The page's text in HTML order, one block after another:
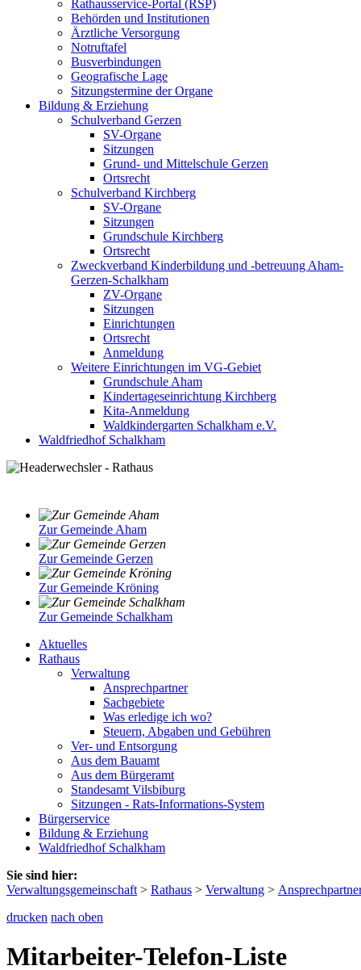
Rathausservice-Portal (RSP)
Behörden und Institutionen
Ärztliche Versorgung
Notruftafel
Busverbindungen
Geografische Lage
Sitzungstermine der Organe
Bildung & Erziehung
Schulverband Gerzen
SV-Organe
Sitzungen
Grund- und Mittelschule Gerzen
Ortsrecht
Schulverband Kirchberg
SV-Organe
Sitzungen
Grundschule Kirchberg
Ortsrecht
Zweckverband Kinderbildung und -betreuung Aham-
Gerzen-Schalkham
ZV-Organe
Sitzungen
Einrichtungen
Ortsrecht
Anmeldung
Weitere Einrichtungen im VG-Gebiet
Grundschule Aham
Kindertageseinrichtung Kirchberg
Kita-Anmeldung
Waldkindergarten Schalkham e.V.
Waldfriedhof Schalkham
Zur Gemeinde Aham
Zur Gemeinde Gerzen
Zur Gemeinde Kröning
Zur Gemeinde Schalkham
Aktuelles
Rathaus
Verwaltung
Ansprechpartner
Sachgebiete
Was erledige ich wo?
Steuern, Abgaben und Gebühren
Ver- und Entsorgung
Aus dem Bauamt
Aus dem Bürgeramt
Standesamt Vilsbiburg
Sitzungen - Rats-Informations-System
Bürgerservice
Bildung & Erziehung
Waldfriedhof Schalkham
Sie sind hier:
Verwaltungsgemeinschaft > Rathaus > Verwaltung >
drucken nach oben
Mitarbeiter-Telefon-Liste